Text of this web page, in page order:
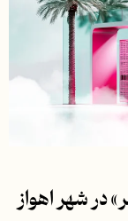
در شهر اهواز